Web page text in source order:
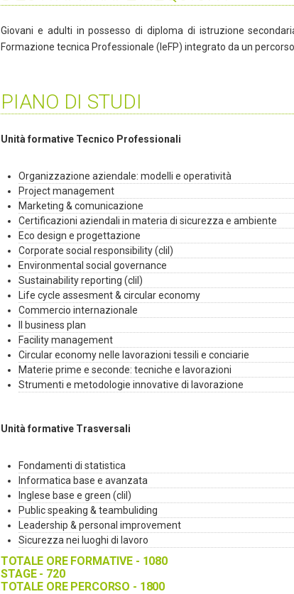
Giovani e adulti in possesso di diploma di istruzione
Formazione tecnica Professionale (IeFP) integrato da un
PIANO DI STUDI
Unità formative Tecnico Professionali
Organizzazione aziendale: modelli e operatività
Project management
Marketing & comunicazione
Certificazioni aziendali in materia di sicurezza e ambiente
Eco design e progettazione
Corporate social responsibility (clil)
Environmental social governance
Sustainability reporting (clil)
Life cycle assesment & circular economy
Commercio internazionale
Il business plan
Facility management
Circular economy nelle lavorazioni tessili e conciarie
Materie prime e seconde: tecniche e lavorazioni
Strumenti e metodologie innovative di lavorazione
Unità formative Trasversali
Fondamenti di statistica
Informatica base e avanzata
Inglese base e green (clil)
Public speaking & teambuliding
Leadership & personal improvement
Sicurezza nei luoghi di lavoro
TOTALE ORE FORMATIVE - 1080
STAGE - 720
TOTALE ORE PERCORSO - 1800